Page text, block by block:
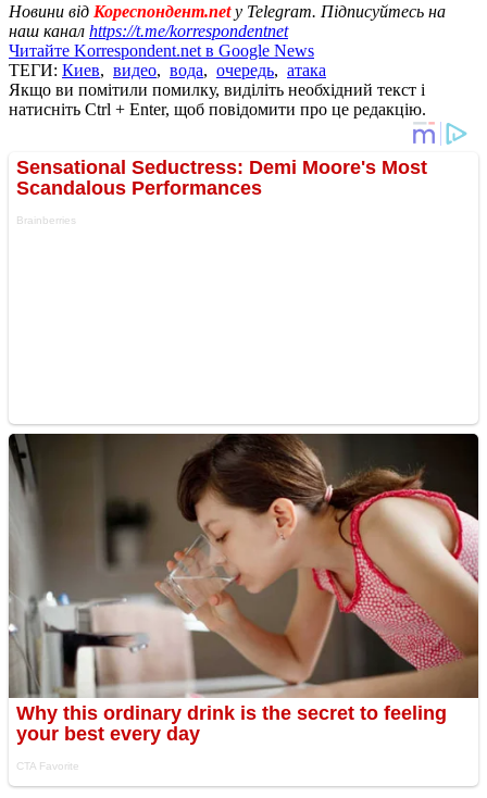
Новини від Кореспондент.netу Telegram. Підписуйтесь на
наш канал https://t.me/korrespondentnet
Читайте Korrespondent.net в Google News
ТЕГИ: Киев, видео, вода, очередь, атака
Якщо ви помітили помилку, виділіть необхідний текст і
натисніть Ctrl + Enter, щоб повідомити про це редакцію.